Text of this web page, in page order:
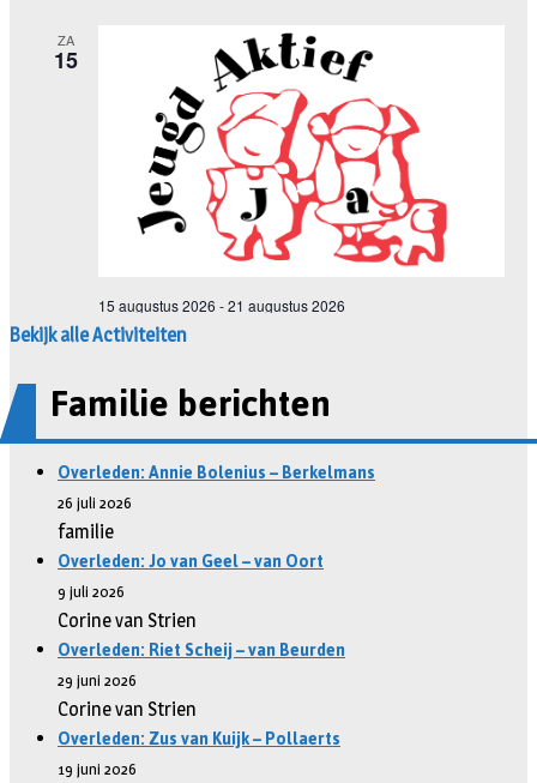
Bekijk alle Activiteiten
Familie berichten
Overleden: Annie Bolenius – Berkelmans
26 juli 2026
familie
Overleden: Jo van Geel – van Oort
9 juli 2026
Corine van Strien
Overleden: Riet Scheij – van Beurden
29 juni 2026
Corine van Strien
Overleden: Zus van Kuijk – Pollaerts
19 juni 2026